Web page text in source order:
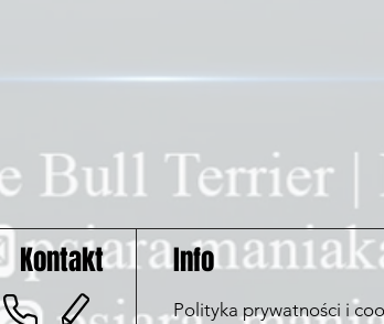
Kontakt Info
Polityka prywatności i